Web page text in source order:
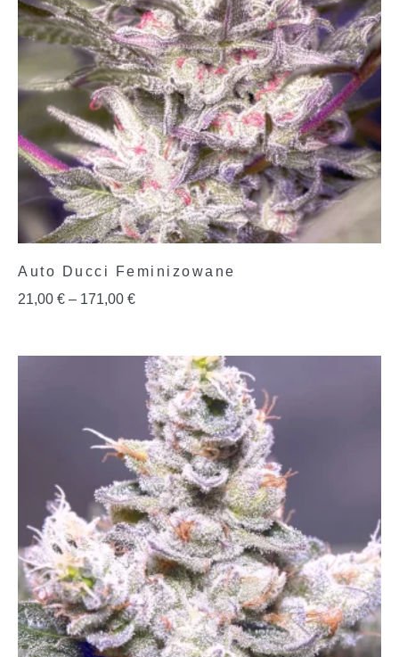
Auto Ducci Feminizowane
21,00 € – 171,00 €